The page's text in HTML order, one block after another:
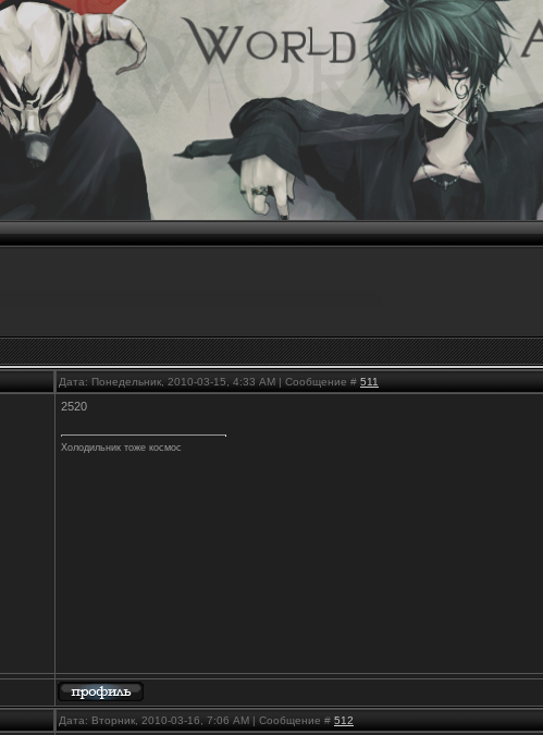
Дата: Понедельник, 2010-03-15, 4:33 AM | Сообщение # 511
2520
Холодильник тоже космос
Дата: Вторник, 2010-03-16, 7:06 AM | Сообщение # 512